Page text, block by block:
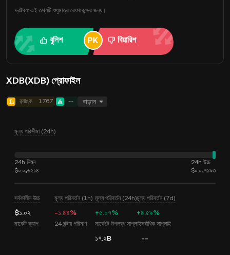
দ্রষ্টব্য: এই তথ্যটি শুধুমাত্র রেফারেন্সের জন্য।
বুলিশ বিয়ারিশ
XDB(XDB) প্রোফাইল
র‍্যাঙ্ক 1767 -- বাড়ান
মূল্য পরিসীমা (24h)
24h নিম্ন
$০.০₄৬২১৪
24h উচ্চ
$০.০₄৭১৯৩
সর্বকালীন উচ্চ
$১.০২
মূল্য পরিবর্তন (1h)
-১.৪৪%
মূল্য পরিবর্তন (24h)
+৫.০৭%
মূল্য পরিবর্তন (7d)
+৪.৫৯%
মার্কেট ক্যাপ 24 ঘন্টায় পরিমাণ মার্কেটে উপলব্ধ সাপ্লাই
১৭.২B
সর্বাধিক সাপ্লাই
--